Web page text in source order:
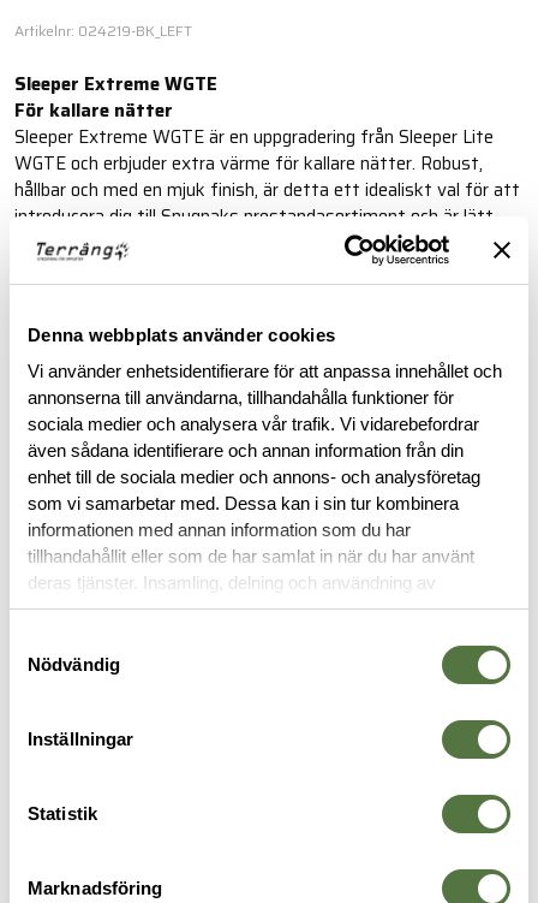
Denna webbplats använder cookies
Vi använder enhetsidentifierare för att anpassa innehållet och
annonserna till användarna, tillhandahålla funktioner för
sociala medier och analysera vår trafik. Vi vidarebefordrar
även sådana identifierare och annan information från din
enhet till de sociala medier och annons- och analysföretag
som vi samarbetar med. Dessa kan i sin tur kombinera
informationen med annan information som du har
tillhandahållit eller som de har samlat in när du har använt
deras tjänster. Insamling, delning och användning av
personuppgifter kan användas för personalisering av
Nödvändig
Inställningar
Statistik
Marknadsföring
Artikelnr: 024219-BK_LEFT
Sleeper Extreme WGTE
För kallare nätter
Sleeper Extreme WGTE är en uppgradering från Sleeper Lite
WGTE och erbjuder extra värme för kallare nätter. Robust,
hållbar och med en mjuk finish, är detta ett idealiskt val för att
introducera dig till Snugpaks prestandasortiment och är lätt
att packa med sig. Perfekt för camping och andra
utomhusaktiviteter där du kan transportera utrustningen med
Läs mer
BESKRIVNING
RECENSIONER
OM VARUMÄRKET